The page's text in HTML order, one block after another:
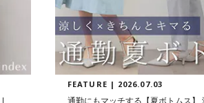
FEATURE | 2026.07.03